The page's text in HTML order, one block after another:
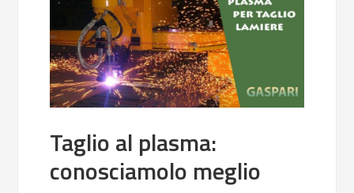
Taglio al plasma:
conosciamolo meglio